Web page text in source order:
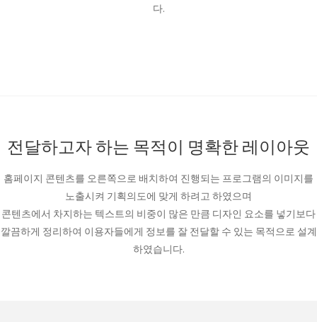
다.
전달하고자 하는 목적이 명확한 레이아웃
홈페이지 콘텐츠를 오른쪽으로 배치하여 진행되는 프로그램의 이미지를
노출시켜 기획의도에 맞게 하려고 하였으며
콘텐츠에서 차지하는 텍스트의 비중이 많은 만큼 디자인 요소를 넣기보다
깔끔하게 정리하여 이용자들에게 정보를 잘 전달할 수 있는 목적으로 설계
하였습니다.